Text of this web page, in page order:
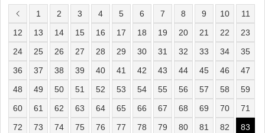
1
2 3 4 5 6 7 8 9 10
11
12
13 14 15 16 17 18 19 20 21 22
23
24
25 26 27 28 29 30 31 32 33 34
35
36
37 38 39 40 41 42 43 44 45 46
47
48
49 50 51 52 53 54 55 56 57 58
59
60
61 62 63 64 65 66 67 68 69 70
71
72
73 74 75 76 77 78 79 80 81 82
83